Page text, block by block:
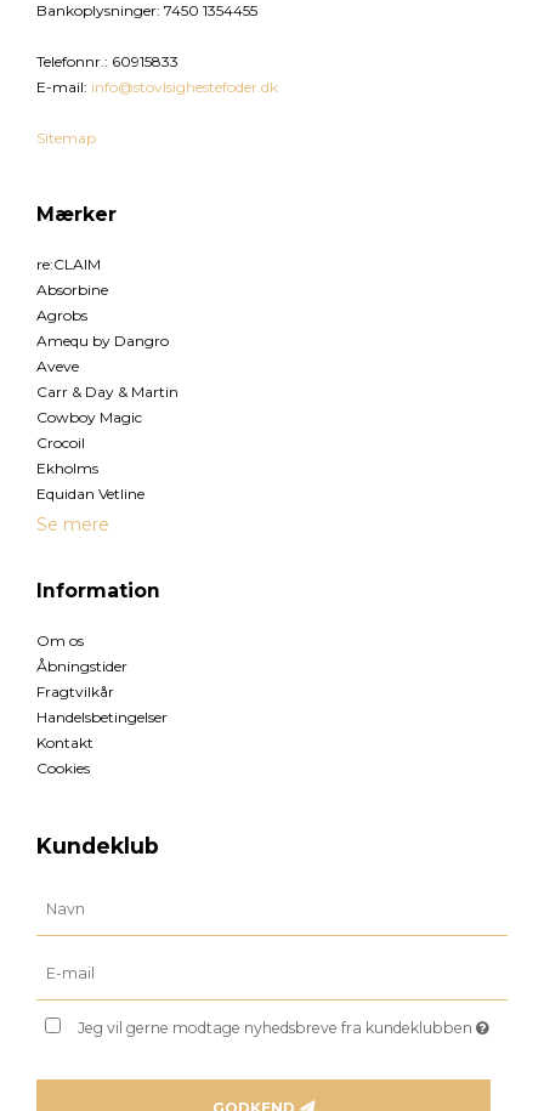
Bankoplysninger: 7450 1354455
Telefonnr.: 60915833
E-mail: info@stovlsighestefoder.dk
Sitemap
Mærker
re:CLAIM
Absorbine
Agrobs
Amequ by Dangro
Aveve
Carr & Day & Martin
Cowboy Magic
Crocoil
Ekholms
Equidan Vetline
Se mere
Information
Om os
Åbningstider
Fragtvilkår
Handelsbetingelser
Kontakt
Cookies
Kundeklub
Jeg vil gerne modtage nyhedsbreve fra kundeklubben